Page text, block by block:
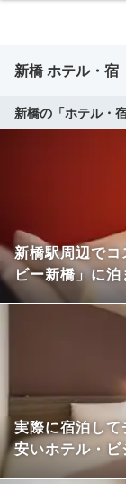
新橋 ホテル・宿
新橋の「ホテル・
新橋駅周辺で
ビー新橋」に泊
実際に宿泊し
安いホテル・